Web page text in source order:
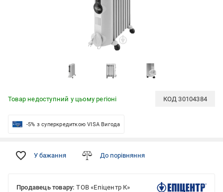
Товар недоступний у цьому регіоні КОД30104384
-5% з суперкредиткою VISA Вигода
У бажання До порівняння
Продавець товару: ТОВ «Епіцентр К»